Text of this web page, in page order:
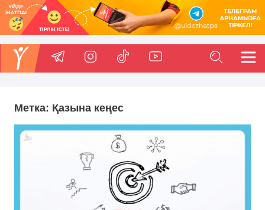
Метка: Қазына кеңес